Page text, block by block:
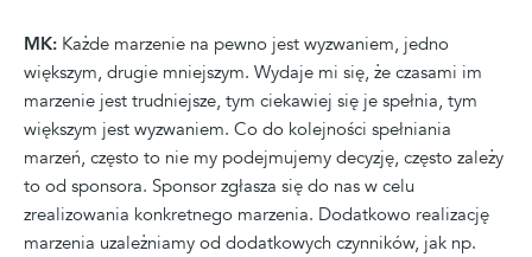
MK: Każde marzenie na pewno jest wyzwaniem, jedno
większym, drugie mniejszym. Wydaje mi się, że czasami im
marzenie jest trudniejsze, tym ciekawiej się je spełnia, tym
większym jest wyzwaniem. Co do kolejności spełniania
marzeń, często to nie my podejmujemy decyzję, często zależy
to od sponsora. Sponsor zgłasza się do nas w celu
zrealizowania konkretnego marzenia. Dodatkowo realizację
marzenia uzależniamy od dodatkowych czynników, jak np.